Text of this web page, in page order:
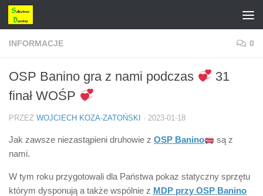
Przejdź do treści
INFORMACJE 0
OSP Banino gra z nami podczas
31
finał WOŚP
PRZEZ WOJCIECH KOZA-ZATOŃSKI · 2023-01-18
Jak zawsze niezastąpieni druhowie z OSP Banino
są z
nami.
W tym roku przygotowali dla Państwa pokaz statyczny sprzętu
którym dysponują a także wspólnie z MDP przy OSP Banino